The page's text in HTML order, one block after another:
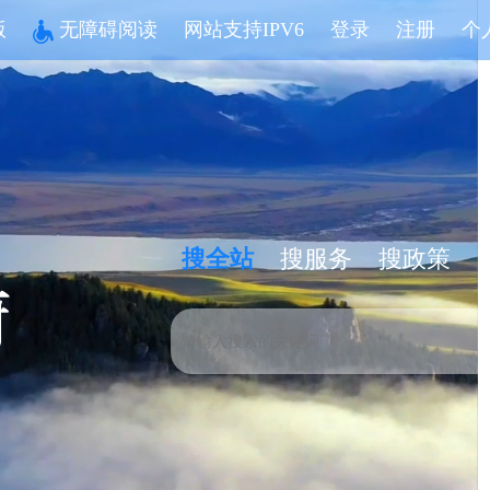
无障碍阅读 网站支持IPV6 登录 注册 个
搜全站 搜服务 搜政策